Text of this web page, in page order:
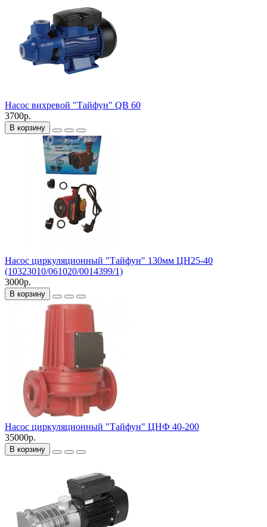
Насос вихревой "Тайфун" QB 60
3700р.
В корзину
Насос циркуляционный "Тайфун" 130мм ЦН25-40
(10323010/061020/0014399/1)
3000р.
В корзину
Насос циркуляционный "Тайфун" ЦНФ 40-200
35000р.
В корзину